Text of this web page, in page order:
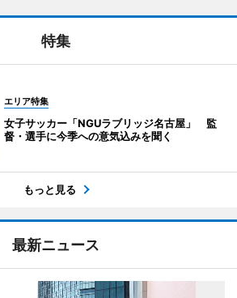
特集
エリア特集
女子サッカー「NGUラブリッジ名古屋」 監
督・選手に今季への意気込みを聞く
もっと見る
最新ニュース